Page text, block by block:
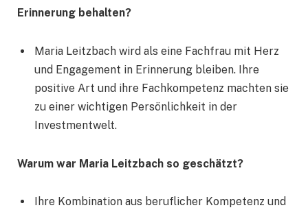
Erinnerung behalten?
Maria Leitzbach wird als eine Fachfrau mit Herz
und Engagement in Erinnerung bleiben. Ihre
positive Art und ihre Fachkompetenz machten sie
zu einer wichtigen Persönlichkeit in der
Investmentwelt.
Warum war Maria Leitzbach so geschätzt?
Ihre Kombination aus beruflicher Kompetenz und